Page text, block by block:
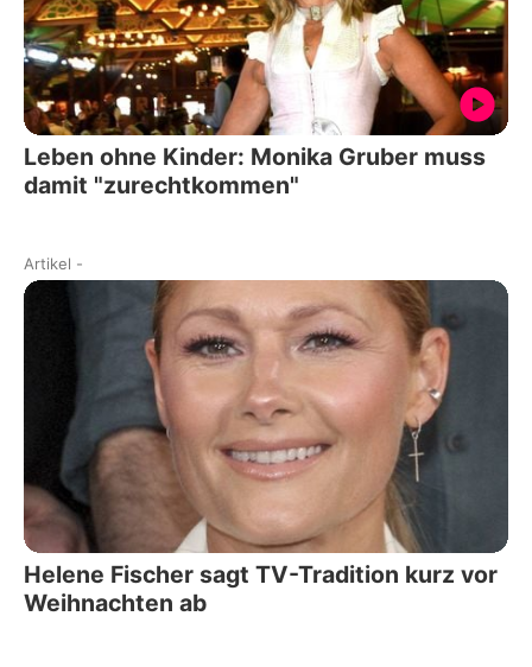
Leben ohne Kinder: Monika Gruber muss
damit "zurechtkommen"
Artikel -
Helene Fischer sagt TV-Tradition kurz vor
Weihnachten ab